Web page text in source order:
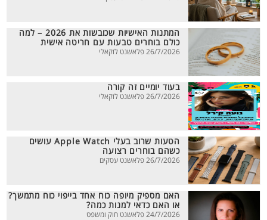
המתנות האישיות שכובשות את 2026 – למה
כולם בוחרים טבעות עם חריטה אישית
26/7/2026 פלאשנט לוקאלי
בעוד יומיים זה קורה
26/7/2026 פלאשנט לוקאלי
הטעות שרוב בעלי Apple Watch עושים
כשהם בוחרים רצועה
26/7/2026 פלאשנט עסקים
האם מספיק מיופה כוח אחד בייפוי כוח מתמשך?
או האם כדאי למנות כמה?
24/7/2026 פלאשנט חוק ומשפט